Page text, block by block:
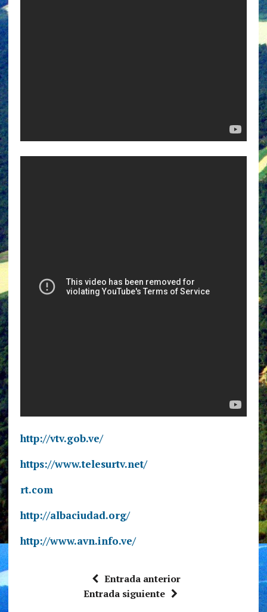
http://vtv.gob.ve/
https://www.telesurtv.net/
rt.com
http://albaciudad.org/
http://www.avn.info.ve/
Entrada anterior
Entrada siguiente